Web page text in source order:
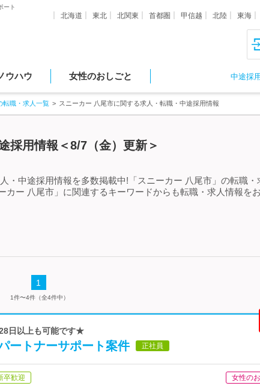
ート
北海道 東北 北関東 首都圏 甲信越 北陸 東海
ウハウ 女性のおしごと 中途採
転職・求人一覧 スニーカー 八尾市に関する求人・転職・中途採用情報
採用情報＜8/7（金）更新＞
・中途採用情報を多数掲載中!「スニーカー 八尾市」の転職・
ー 八尾市」に関連するキーワードからも転職・求人情報を
1
1件〜4件（全4件中）
日以上も可能です★
ートナーサポート案件 正社員
卒歓迎 女性の